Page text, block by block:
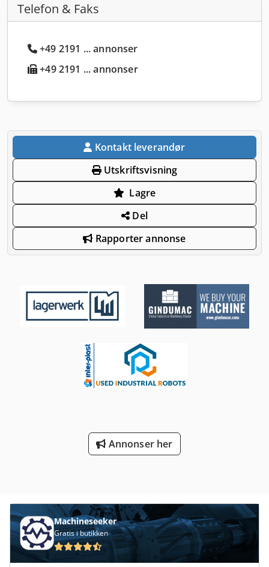
Telefon & Faks
+49 2191 ... annonser
+49 2191 ... annonser
Kontakt leverandør
Utskriftsvisning
Lagre
Del
Rapporter annonse
Annonser her
Machineseeker
Gratis i butikken